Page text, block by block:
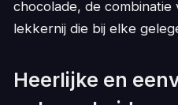
chocolade, de
lekkernij die bij elke
Heerlijke en